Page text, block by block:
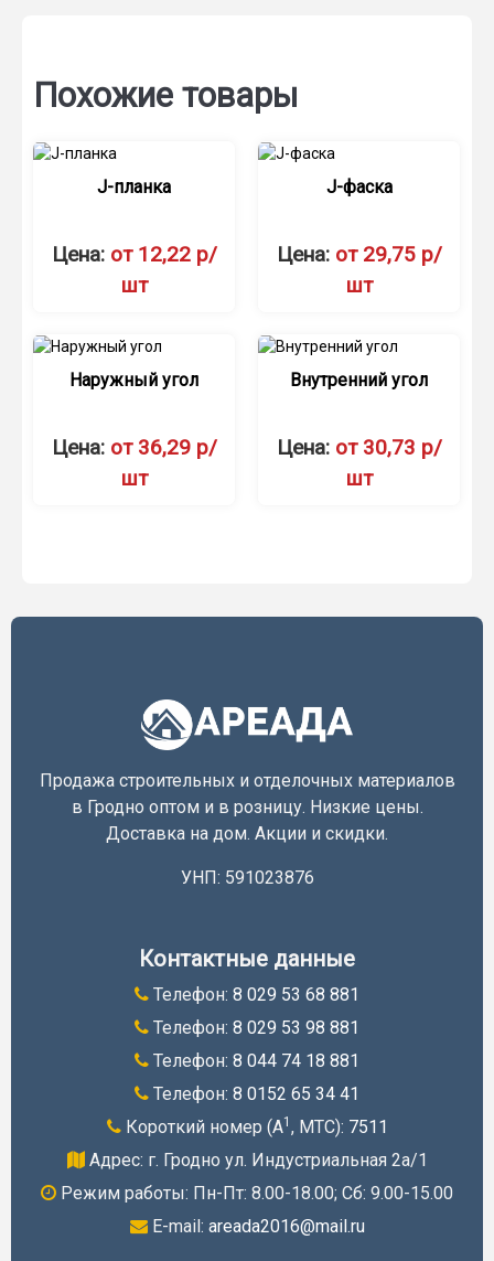
Похожие товары
J-планка
Цена: от 12,22 р/
шт
J-фаска
Цена: от 29,75 р/
шт
Наружный угол
Цена: от 36,29 р/
шт
Внутренний угол
Цена: от 30,73 р/
шт
Продажа строительных и отделочных материалов
в Гродно оптом и в розницу. Низкие цены.
Доставка на дом. Акции и скидки.
УНП: 591023876
Контактные данные
Телефон: 8 029 53 68 881
Телефон: 8 029 53 98 881
Телефон: 8 044 74 18 881
Телефон: 8 0152 65 34 41
Короткий номер (A1 , МТС): 7511
Адрес: г. Гродно ул. Индустриальная 2а/1
Режим работы: Пн-Пт: 8.00-18.00; Cб: 9.00-15.00
E-mail: areada2016@mail.ru